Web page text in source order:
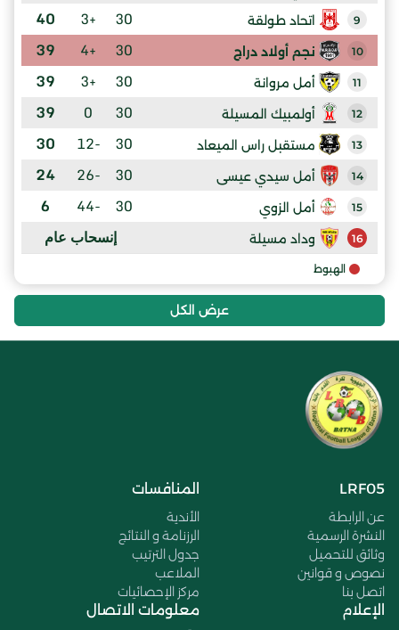
9 اتحاد طولقة 30
+3
40
10 نجم أولاد دراج 30
+4
39
11 أمل مروانة 30
+3
39
12 أولمبيك المسيلة 30
0
39
13 مستقبل راس الميعاد 30
-12
30
14 أمل سيدي عيسى 30
-26
24
15 أمل الزوي 30
-44
6
16 وداد مسيلة إنسحاب عام
الهبوط
عرض الكل
LRF05
عن الرابطة
النشرة الرسمية
وثائق للتحميل
نصوص و قوانين
اتصل بنا
المنافسات
الأندية
الرزنامة و النتائج
جدول الترتيب
الملاعب
مركز الإحصائيات
الإعلام معلومات الاتصال